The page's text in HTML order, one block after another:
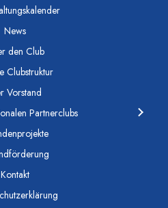
News
den Club
Clubstruktur
Vorstand
Partnerclubs
Kontakt